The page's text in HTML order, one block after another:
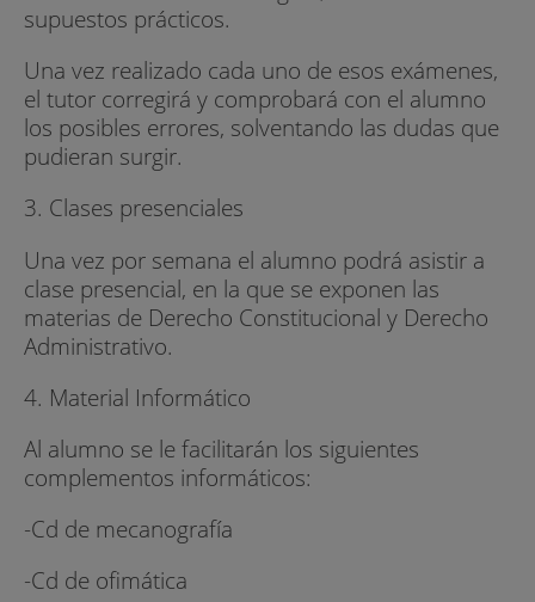
supuestos prácticos.
Una vez realizado cada uno de esos exámenes,
el tutor corregirá y comprobará con el alumno
los posibles errores, solventando las dudas que
pudieran surgir.
3. Clases presenciales
Una vez por semana el alumno podrá asistir a
clase presencial, en la que se exponen las
materias de Derecho Constitucional y Derecho
Administrativo.
4. Material Informático
Al alumno se le facilitarán los siguientes
complementos informáticos:
-Cd de mecanografía
-Cd de ofimática